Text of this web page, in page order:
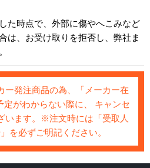
た時点で、外部に傷やへこみなど
は、お受け取りを拒否し、弊社ま
発注商品の為、「メーカー在
定がわからない際に、 キャンセ
います。※注文時には「受取人
を必ずご明記ください。